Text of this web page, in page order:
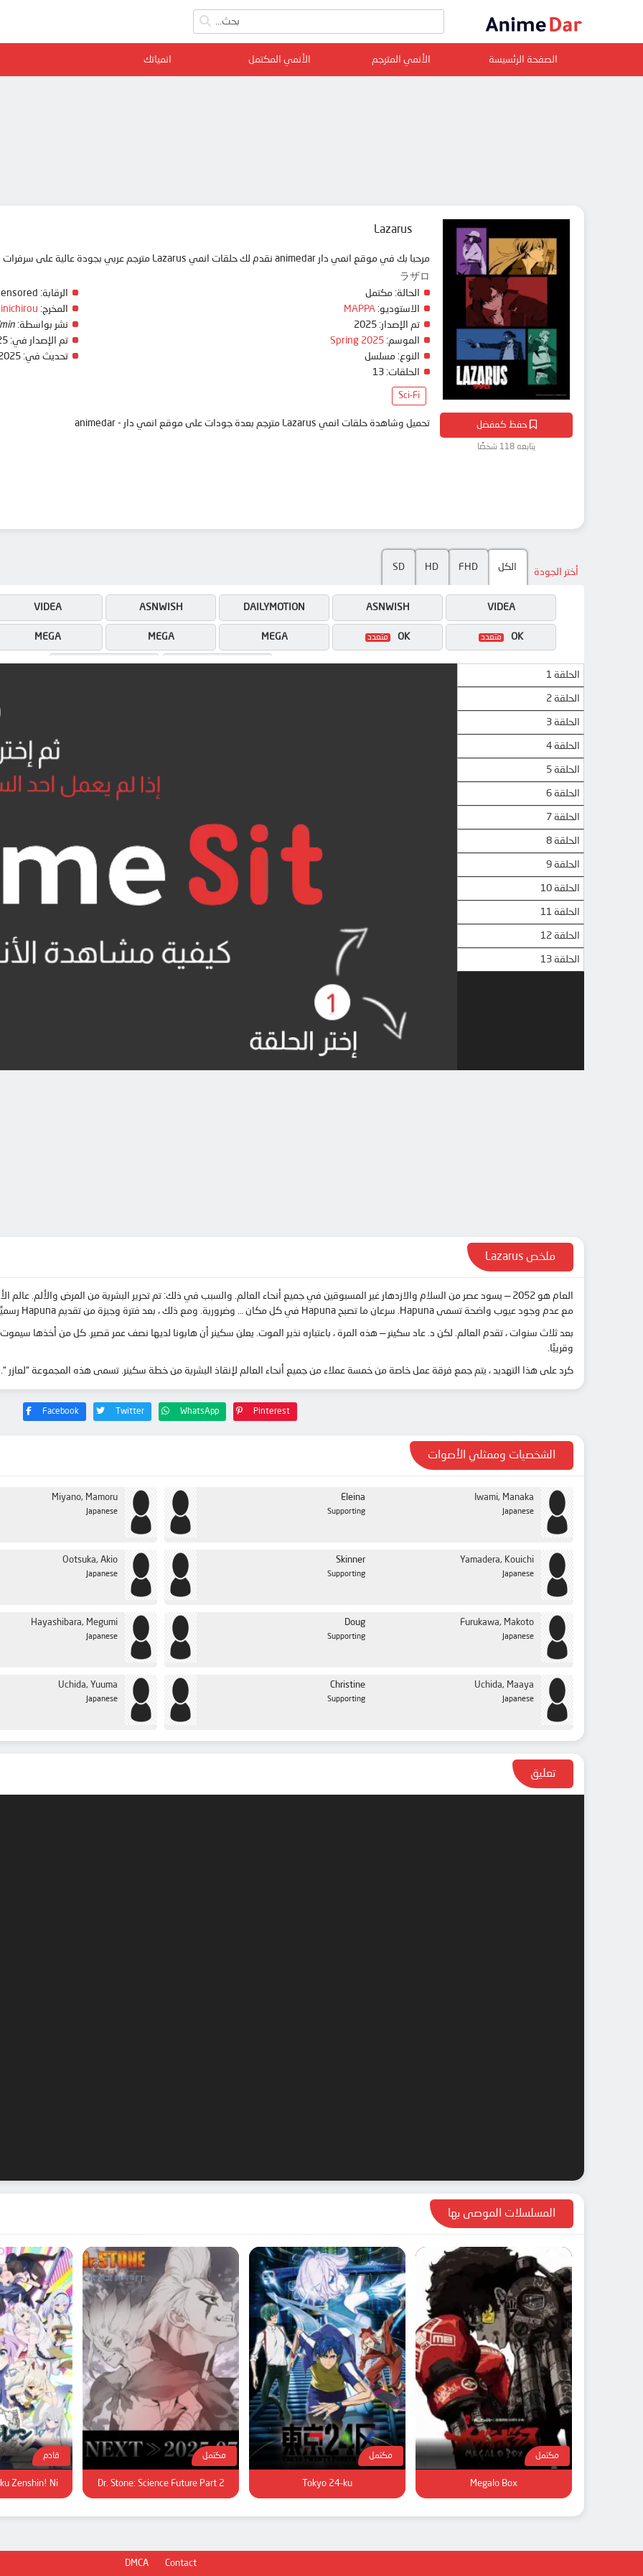
الصفحة الرئسيسة الأنمي المترجم الأنمي المكتمل انمياتك
حفظ كمفضل
يتابعه 118 شخصًا
Lazarus
مرحبا بك في موقع انمي دار animedar نقدم لك حلقات انمي Lazarus مترجم عربي بجودة عالية على سرفرات متعددة, مشاهدة ممتعة
ラザロ
الحالة: مكتمل
الاستوديو: MAPPA
تم الإصدار:
الموسم: Spring 2025
النوع: مسلسل
الحلقات:
الرقابة:
المخرج:
نشر بواسطة:
تم الإصدار في:
تحديث في:
Sci-Fi
تحميل وشاهدة حلقات انمي Lazarus مترجم بعدة جودات على موقع انمي دار - animedar
أختر الجودة الكل FHD
HD
SD
MEGA OK
MEGA
MP4UPLOAD
OK
MEGA
MP4UPLOAD
VIDEA
ASNWISH
DAILYMOTION
ASNWISH
VIDEA
الحلقة 1
الحلقة 2
الحلقة 3
الحلقة 4
الحلقة 5
الحلقة 6
الحلقة 7
الحلقة 8
الحلقة 9
الحلقة 10
الحلقة 11
الحلقة 12
الحلقة 13
ملخص Lazarus
العام هو 2052 — يسود عصر من السلام والازدهار غير المسبوقين في جميع أنحاء العالم. والسبب في ذلك: تم تحرير البشرية من المرض والألم.
مع عدم وجود عيوب واضحة تسمى Hapuna. سرعان ما تصبح Hapuna في كل مكان … وضرورية. ومع ذلك ، بعد فترة وجيزة من تقديم Hapuna رسميًا ، د. يختفي سكينر.
بعد ثلاث سنوات ، تقدم العالم. لكن د. عاد سكينر — هذه المرة ، باعتباره نذير الموت. يعلن سكينر أن هابونا لديها نصف عمر قصير. كل من أخذها
وقريبًا.
كرد على هذا التهديد ، يتم جمع فرقة عمل خاصة من خمسة عملاء من جميع أنحاء العالم لإنقاذ البشرية من خطة سكينر. تسمى هذه المجموعة “لعازر
Facebook Twitter WhatsApp Pinterest
الشخصيات وممثلي الأصوات
Miyano, Mamoru
Japanese
Eleina
Supporting
Iwami, Manaka
Japanese
Ootsuka, Akio
Japanese
Skinner
Supporting
Yamadera, Kouichi
Japanese
Hayashibara, Megumi
Japanese
Doug
Supporting
Furukawa, Makoto
Japanese
Uchida, Yuuma
Japanese
Christine
Supporting
Uchida, Maaya
Japanese
تعليق
المسلسلات الموصى بها
مكتمل
Megalo Box
مكتمل
Tokyo 24-ku
مكتمل
Dr. Stone: Science Future Part 2
قادم
Zenshin! Ni!!
DMCA Contact